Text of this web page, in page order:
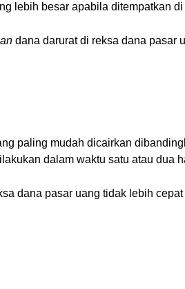
lebih besar apabila ditempatkan
dana darurat di reksa dana pasar
paling mudah dicairkan
dalam waktu satu atau dua
dana pasar uang tidak lebih